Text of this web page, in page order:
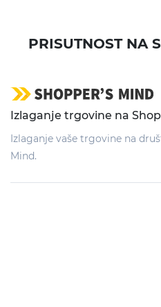
PRISUTNOST NA
Izlaganje trgovine na
Izlaganje vaše trgovine na
Mind.